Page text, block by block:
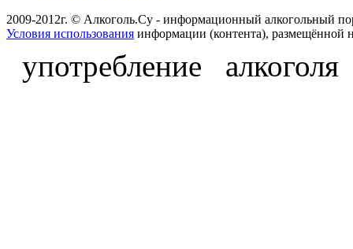
2009-2012г. © Алкоголь.Су - информационный алкогольный
Условия использования информации (контента), размещённой
употребление